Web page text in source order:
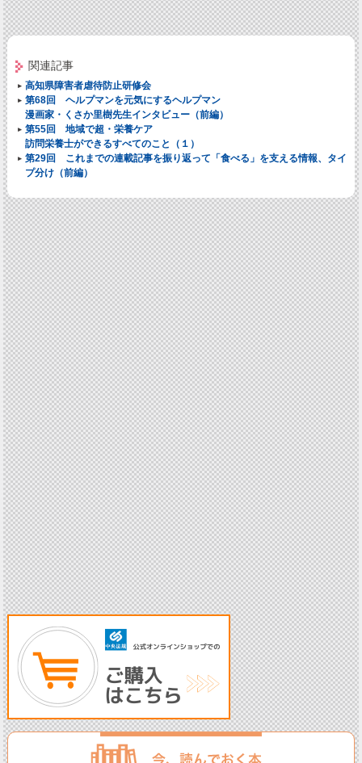
関連記事
高知県障害者虐待防止研修会
第68回 ヘルプマンを元気にするヘルプマン
漫画家・くさか里樹先生インタビュー（前編）
第55回 地域で超・栄養ケア
訪問栄養士ができるすべてのこと（１）
第29回 これまでの連載記事を振り返って 「食べる」を支える情報、タイ
プ分け（前編）